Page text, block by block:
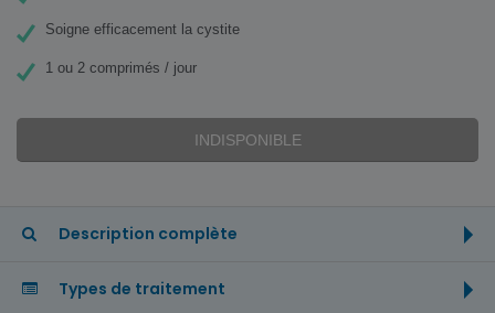
Soigne efficacement la cystite
1 ou 2 comprimés / jour
INDISPONIBLE
Description complète
Types de traitement